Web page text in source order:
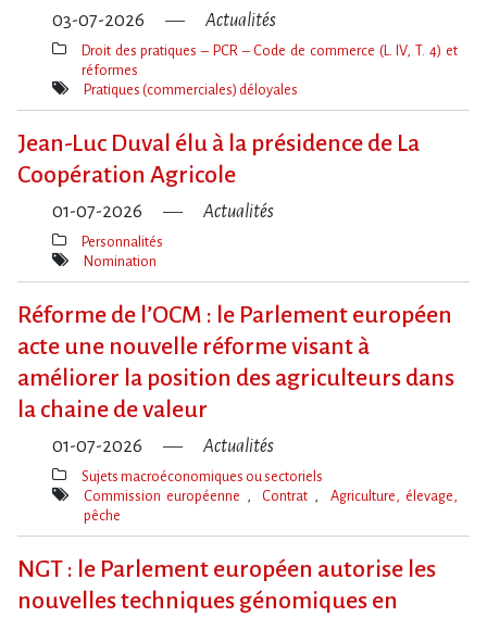
03-07-2026 Actualités
Thèmes(s)
Droit des pratiques – PCR – Code de commerce (L. IV, T. 4) et
réformes
Mot(s)-
Pratiques (commerciales) déloyales
Jean-Luc Duval élu à la présidence de La
Coopération Agricole
01-07-2026 Actualités
Thèmes(s)
Personnalités
Mot(s)-
Nomination
Réforme de l​‌’OCM : le Parlement européen
acte une nouvelle réforme visant à
améliorer la position des agriculteurs dans
la chaine de valeur
01-07-2026 Actualités
Thèmes(s)
Sujets macroéconomiques ou sectoriels
Mot(s)-
Commission européenne Contrat
Agriculture, élevage,
pêche
NGT : le Parlement européen autorise les
nouvelles techniques génomiques en